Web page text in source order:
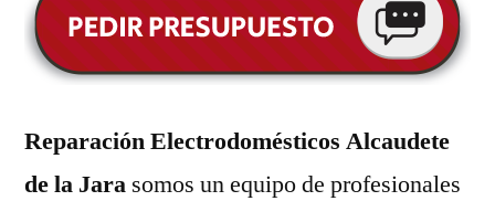
Reparación Electrodomésticos Alcaudete
de la Jara somos un equipo de profesionales